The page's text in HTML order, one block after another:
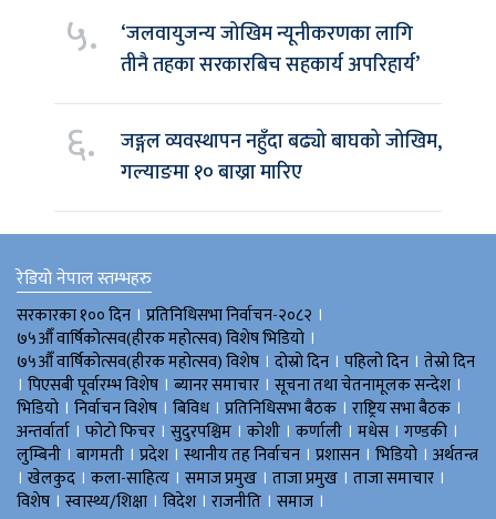
५.
‘जलवायुजन्य जोखिम न्यूनीकरणका लागि
तीनै तहका सरकारबिच सहकार्य अपरिहार्य’
६.
जङ्गल व्यवस्थापन नहुँदा बढ्यो बाघको जोखिम,
गल्याङमा १० बाख्रा मारिए
रेडियो नेपाल स्तम्भहरु
सरकारका १०० दिन । प्रतिनिधिसभा निर्वाचन-२०८२ ।
७५औँ वार्षिकोत्सव(हीरक महोत्सव) विशेष भिडियाे ।
७५औँ वार्षिकोत्सव(हीरक महोत्सव) विशेष । दोस्रो दिन । पहिलो दिन । तेस्रो दिन
। पिएसबी पूर्वारम्भ विशेष । ब्यानर समाचार । सूचना तथा चेतनामूलक सन्देश ।
भिडियाे । निर्वाचन विशेष । बिविध। प्रतिनिधिसभा बैठक । राष्ट्रिय सभा बैठक ।
अन्तर्वार्ता । फोटो फिचर । सुदुरपश्चिम । काेशी । कर्णाली । मधेस । गण्डकी ।
लुम्बिनी । बागमती । प्रदेश । स्थानीय तह निर्वाचन । प्रशासन । भिडियो । अर्थतन्त्र
। खेलकुद । कला-साहित्य । समाज प्रमुख । ताजा प्रमुख । ताजा समाचार ।
विशेष । स्वास्थ्य/शिक्षा । विदेश । राजनीति । समाज ।